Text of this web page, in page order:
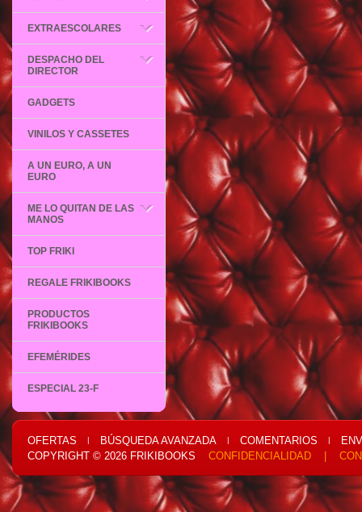
EXTRAESCOLARES
DESPACHO DEL
DIRECTOR
GADGETS
VINILOS Y CASSETES
A UN EURO, A UN
EURO
ME LO QUITAN DE LAS
MANOS
TOP FRIKI
REGALE FRIKIBOOKS
PRODUCTOS
FRIKIBOOKS
EFEMÉRIDES
ESPECIAL 23-F
OFERTAS | BÚSQUEDA AVANZADA | COMENTARIOS |
COPYRIGHT © 2026 FRIKIBOOKS CONFIDENCIALIDAD